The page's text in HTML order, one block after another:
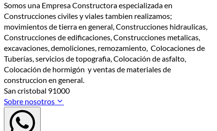
Somos una Empresa Constructora especializada en
Construcciones civiles y viales tambien realizamos;
movimientos de tierra en general, Construcciones hidraulicas,
Construcciones de edificaciones, Construcciones metalicas,
excavaciones, demoliciones, remozamiento, Colocaciones de
Tuberías, servicios de topografia, Colocación de asfalto,
Colocación de hormigón y ventas de materiales de
construccion en general.
San cristobal 91000
Sobre nosotros